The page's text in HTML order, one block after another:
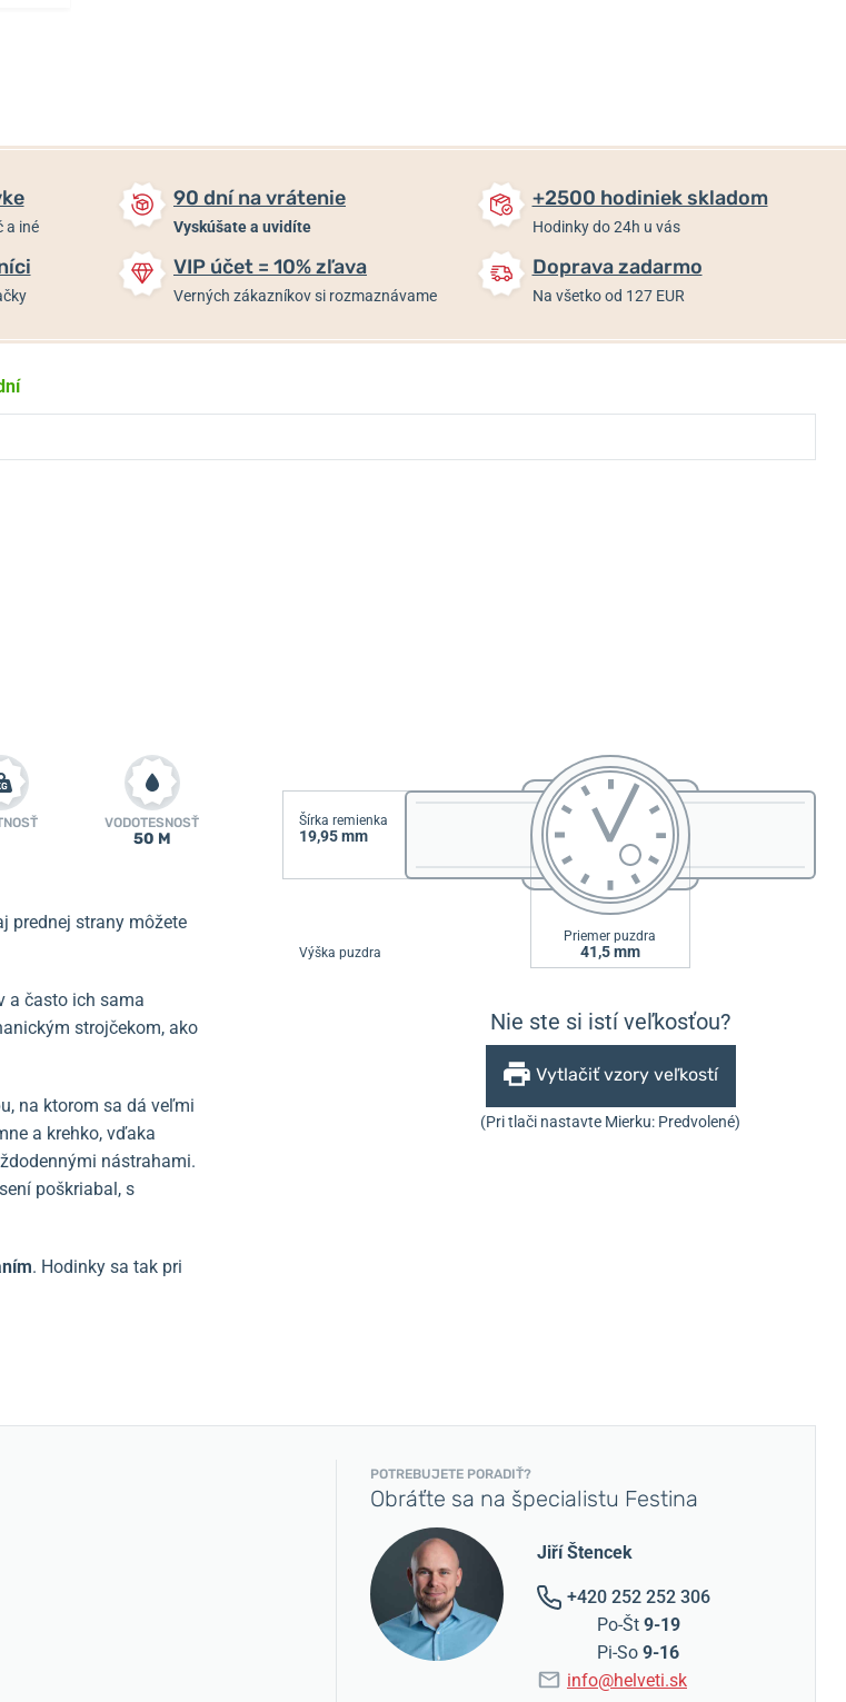
a iné
90 dní na vrátenie
Vyskúšate a uvidíte
+2500 hodiniek skladom
Hodinky do 24h u vás
VIP účet = 10% zľava
Verných zákazníkov si rozmaznávame
Doprava zadarmo
Na všetko od 127 EUR
VODOTESNOSŤ
50 M
prednej strany môžete
a často ich sama
strojčekom, ako
na ktorom sa dá veľmi
a krehko, vďaka
nástrahami.
poškriabal, s
. Hodinky sa tak pri
Šírka remienka
19,95 mm
Výška puzdra
Priemer puzdra
41,5 mm
Nie ste si istí veľkosťou?
Vytlačiť vzory veľkostí
(Pri tlači nastavte Mierku: Predvolené)
POTREBUJETE PORADIŤ?
Obráťte sa na špecialistu Festina
Jiří Štencek
+420 252 252 306
Po-Št 9-19
Pi-So 9-16
info@helveti.sk